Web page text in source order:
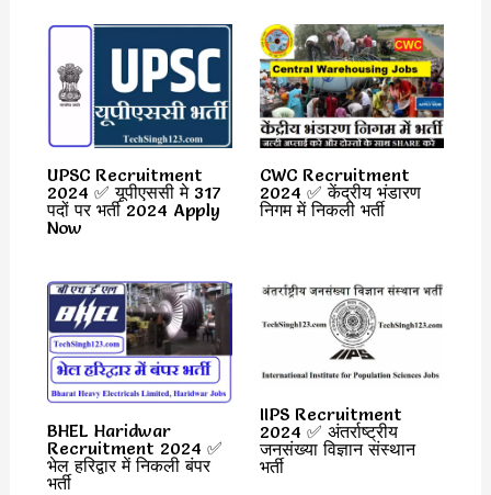
UPSC Recruitment
2024 ✅ यूपीएससी मे 317
पदों पर भर्ती 2024 Apply
Now
CWC Recruitment
2024 ✅ केंद्रीय भंडारण
निगम में निकली भर्ती
BHEL Haridwar
Recruitment 2024 ✅
भेल हरिद्वार में निकली बंपर
भर्ती
IIPS Recruitment
2024 ✅ अंतर्राष्ट्रीय
जनसंख्या विज्ञान संस्थान
भर्ती